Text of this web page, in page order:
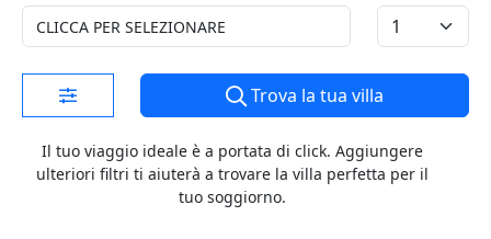
CLICCA PER SELEZIONARE
Trova la tua villa
Il tuo viaggio ideale è a portata di click. Aggiungere
ulteriori filtri ti aiuterà a trovare la villa perfetta per il
tuo soggiorno.